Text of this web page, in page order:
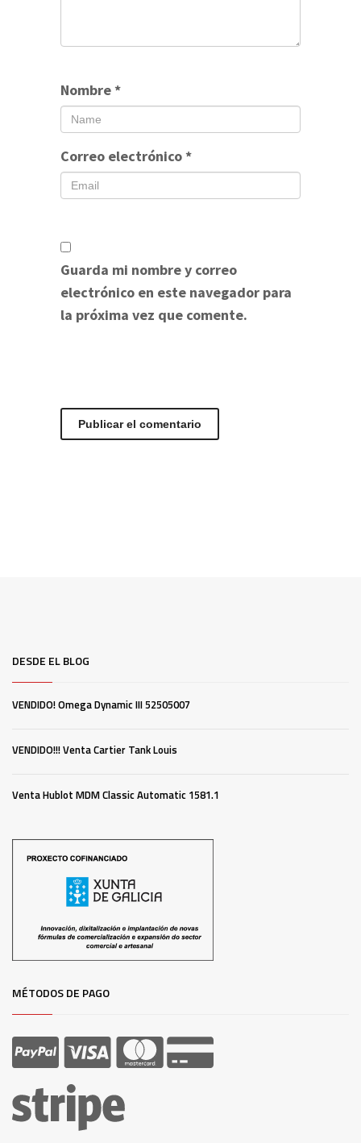
Nombre*
Correo electrónico*
Guarda mi nombre y correo
electrónico en este navegador para
la próxima vez que comente.
DESDE EL BLOG
VENDIDO! Omega Dynamic III 52505007
VENDIDO!!! Venta Cartier Tank Louis
Venta Hublot MDM Classic Automatic 1581.1
MÉTODOS DE PAGO